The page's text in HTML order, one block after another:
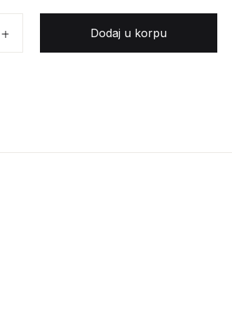
Dodaj u korpu